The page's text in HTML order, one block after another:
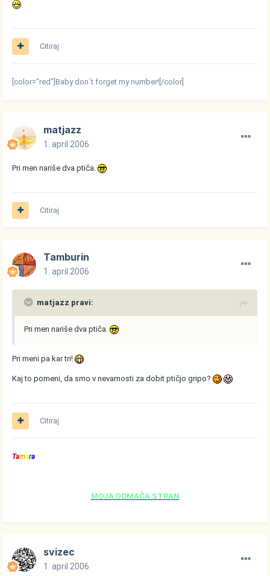
Citiraj
[color="red"]Baby don´t forget my number![/color]
matjazz
1. april 2006
Pri men nariše dva ptiča.
Citiraj
Tamburin
1. april 2006
matjazz pravi:
Pri men nariše dva ptiča.
Pri meni pa kar tri!
Kaj to pomeni, da smo v nevarnosti za dobit ptičjo gripo?
Citiraj
Tamara
MOJA DOMAČA STRAN
svizec
1. april 2006